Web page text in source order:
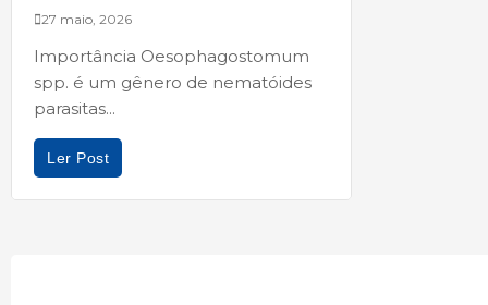
27 maio, 2026
Importância Oesophagostomum
spp. é um gênero de nematóides
parasitas...
Ler Post